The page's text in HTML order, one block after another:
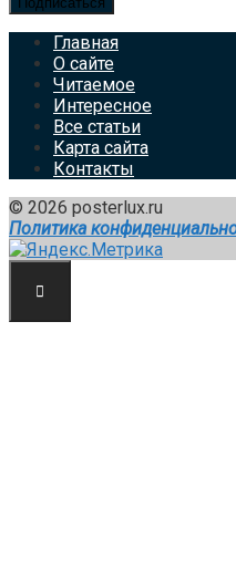
Главная
О сайте
Читаемое
Интересное
Все статьи
Карта сайта
Контакты
© 2026 posterlux.ru
Политика